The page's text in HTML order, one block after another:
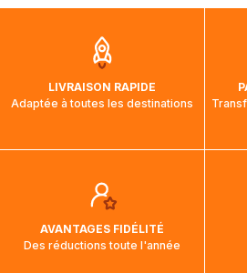
aura touché terre.
LIVRAISON RAPIDE
Adaptée à toutes les destinations
AVANTAGES FIDÉLITÉ
Des réductions toute l'année